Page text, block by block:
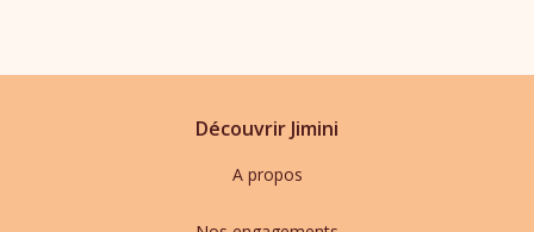
Découvrir Jimini
A propos